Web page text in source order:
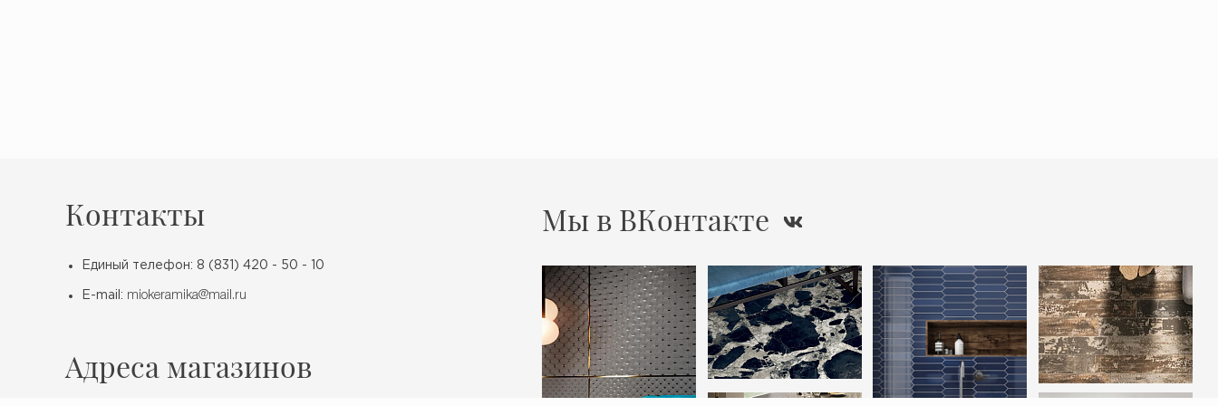
Контакты
Единый телефон: 8 (831) 420 - 50 - 10
E-mail: miokeramika@mail.ru
Адреса магазинов
Мы в ВКонтакте